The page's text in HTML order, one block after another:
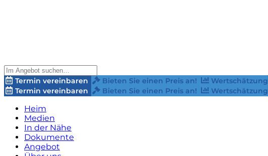
Termin vereinbaren Bieten Sie einen Preis an!
Wertschätzung
Termin vereinbaren
Bieten Sie einen Preis an! Wertschätzung
Heim
Medien
In der Nähe
Dokumente
Angebot